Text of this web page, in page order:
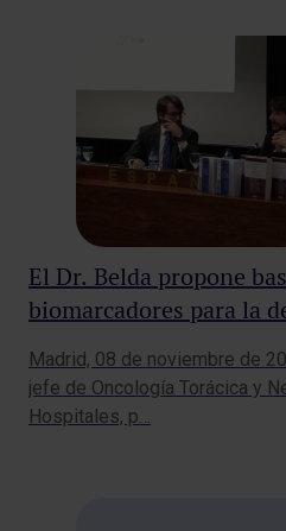
El Dr. Belda propone
biomarcadores para la
Madrid, 08 de noviembre de
jefe de Oncología Torácica y
Hospitales, p…